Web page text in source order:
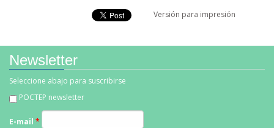
Versión para impresión
Newsletter
Seleccione abajo para suscribirse
POCTEP newsletter
E-mail *